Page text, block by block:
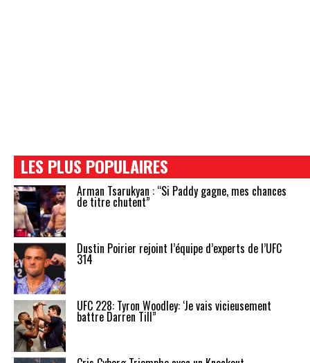
LES PLUS POPULAIRES
Arman Tsarukyan : “Si Paddy gagne, mes chances
de titre chutent”
Dustin Poirier rejoint l’équipe d’experts de l’UFC
314
UFC 228: Tyron Woodley: ‘Je vais vicieusement
battre Darren Till”